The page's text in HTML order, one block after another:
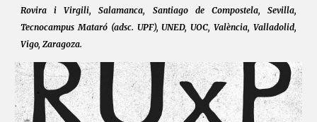
Rovira i Virgili, Salamanca, Santiago de Compostela, Sevilla,
Tecnocampus Mataró (adsc. UPF), UNED, UOC, València, Valladolid,
Vigo, Zaragoza.